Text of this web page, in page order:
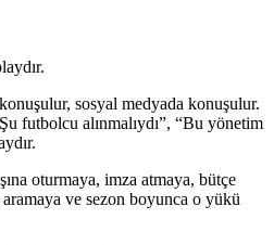
sosyal medyada konuşulur.
futbolcu alınmalıydı”, “Bu yönetim
oturmaya, imza atmaya, bütçe
ve sezon boyunca o yükü